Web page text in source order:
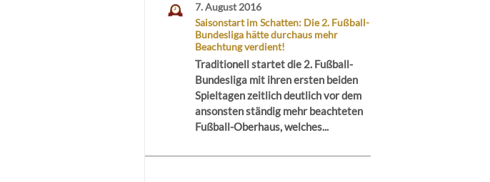
7. August 2016
Saisonstart im Schatten: Die 2. Fußball-
Bundesliga hätte durchaus mehr
Beachtung verdient!
Traditionell startet die 2. Fußball-
Bundesliga mit ihren ersten beiden
Spieltagen zeitlich deutlich vor dem
ansonsten ständig mehr beachteten
Fußball-Oberhaus, welches...